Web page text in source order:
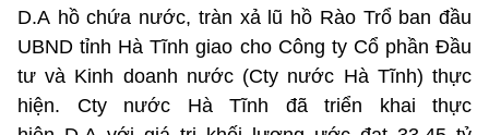
D.A hồ chứa nước, tràn xả lũ hồ Rào Trổ ban đầu
UBND tỉnh Hà Tĩnh giao cho Công ty Cổ phần Đầu
tư và Kinh doanh nước (Cty nước Hà Tĩnh) thực
hiện. Cty nước Hà Tĩnh đã triển khai thực